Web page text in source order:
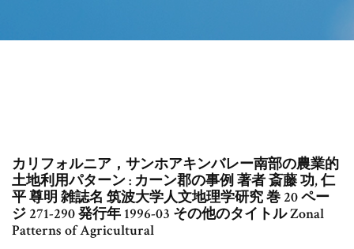
カリフォルニア，サンホアキンバレー南部の農業的
土地利用パターン : カーン郡の事例 著者 斎藤 功, 仁
平 尊明 雑誌名 筑波大学人文地理学研究 巻 20 ペー
ジ 271-290 発行年 1996-03 その他のタイトル Zonal
Patterns of Agricultural